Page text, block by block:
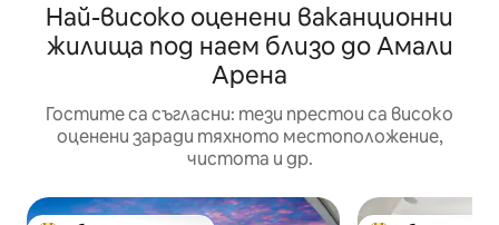
Най-високо оценени ваканционни
жилища под наем близо до Амали
Арена
Гостите са съгласни: тези престои са високо
оценени заради тяхното местоположение,
чистота и др.